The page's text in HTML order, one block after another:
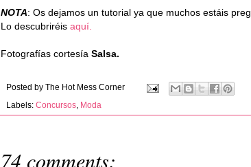
NOTA: Os dejamos un tutorial ya que muchos estáis
Lo descubriréis aquí.
Fotografías cortesía Salsa.
Posted by The Hot Mess Corner
Labels: Concursos Moda
74 comments: